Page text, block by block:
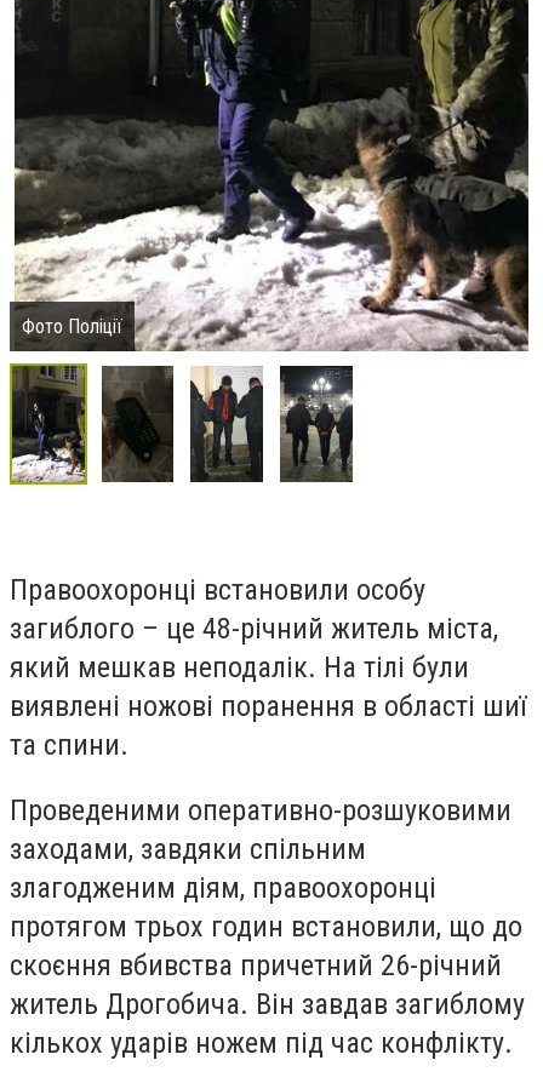
Фото Поліції
Правоохоронці встановили особу
загиблого – це 48-річний житель міста,
який мешкав неподалік. На тілі були
виявлені ножові поранення в області шиї
та спини.
Проведеними оперативно-розшуковими
заходами, завдяки спільним
злагодженим діям, правоохоронці
протягом трьох годин встановили, що до
скоєння вбивства причетний 26-річний
житель Дрогобича. Він завдав загиблому
кількох ударів ножем під час конфлікту.